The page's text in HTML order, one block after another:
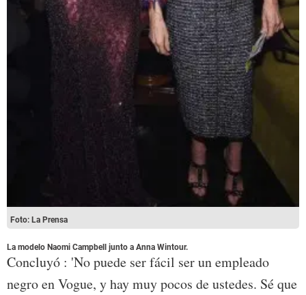
Foto: La Prensa
La modelo Naomi Campbell junto a Anna Wintour.
Concluyó : 'No puede ser fácil ser un empleado
negro en Vogue, y hay muy pocos de ustedes. Sé que